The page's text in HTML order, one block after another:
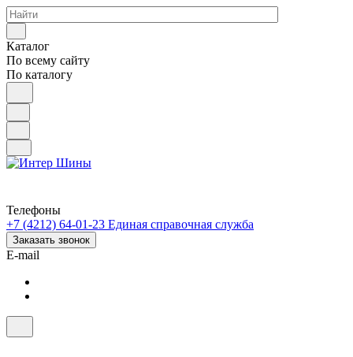
Каталог
По всему сайту
По каталогу
Телефоны
+7 (4212) 64-01-23 Единая справочная служба
Заказать звонок
E-mail